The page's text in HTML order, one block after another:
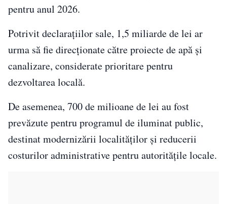
pentru anul 2026.
Potrivit declarațiilor sale, 1,5 miliarde de lei ar
urma să fie direcționate către proiecte de apă și
canalizare, considerate prioritare pentru
dezvoltarea locală.
De asemenea, 700 de milioane de lei au fost
prevăzute pentru programul de iluminat public,
destinat modernizării localităților și reducerii
costurilor administrative pentru autoritățile locale.